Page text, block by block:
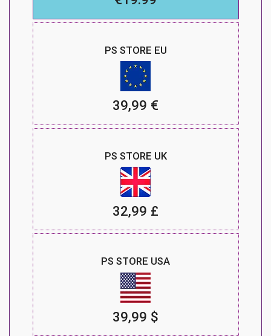
PS STORE EU
39,99 €
PS STORE UK
32,99 £
PS STORE USA
39,99 $